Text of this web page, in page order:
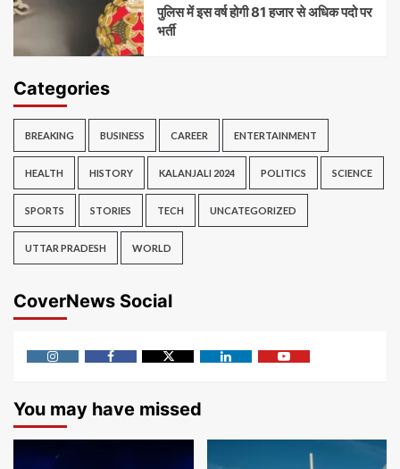
पुलिस में इस वर्ष होगी 81 हजार से अधिक पदो पर
भर्ती
Categories
BREAKING BUSINESS CAREER ENTERTAINMENT
HEALTH HISTORY KALANJALI 2024 POLITICS SCIENCE
SPORTS STORIES TECH UNCATEGORIZED
UTTAR PRADESH WORLD
CoverNews Social
You may have missed